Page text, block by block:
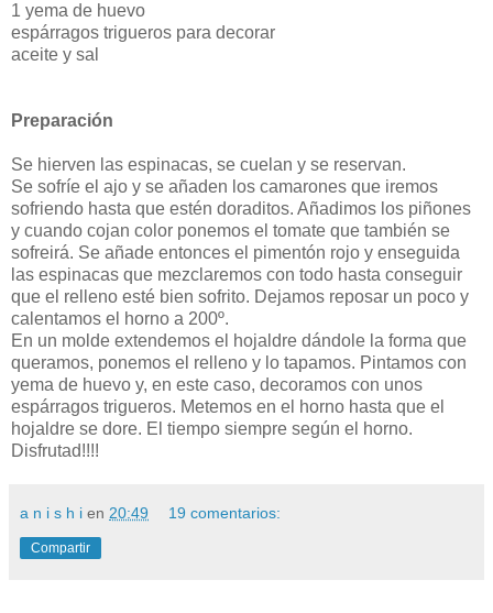
1 yema de huevo
espárragos trigueros para decorar
aceite y sal
Preparación
Se hierven las espinacas, se cuelan y se reservan.
Se sofríe el ajo y se añaden los camarones que iremos
sofriendo hasta que estén doraditos. Añadimos los piñones
y cuando cojan color ponemos el tomate que también se
sofreirá. Se añade entonces el pimentón rojo y enseguida
las espinacas que mezclaremos con todo hasta conseguir
que el relleno esté bien sofrito. Dejamos reposar un poco y
calentamos el horno a 200º.
En un molde extendemos el hojaldre dándole la forma que
queramos, ponemos el relleno y lo tapamos. Pintamos con
yema de huevo y, en este caso, decoramos con unos
espárragos trigueros. Metemos en el horno hasta que el
hojaldre se dore. El tiempo siempre según el horno.
Disfrutad!!!!
a n i s h i en 20:49 19 comentarios:
Compartir